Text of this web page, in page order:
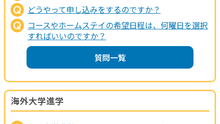
どうやって申し込みをするのですか？
コースやホームステイの希望日程は、何曜日を選択
すればいいのですか？
質問一覧
海外大学進学